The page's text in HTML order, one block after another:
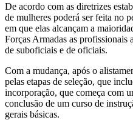
De acordo com as diretrizes
de mulheres poderá ser feita no
em que elas alcançam a
Forças Armadas as profissionais
de suboficiais e de oficiais.
Com a mudança, após o
pelas etapas de seleção, que
incorporação, que começa com
conclusão de um curso de
gerais básicas.